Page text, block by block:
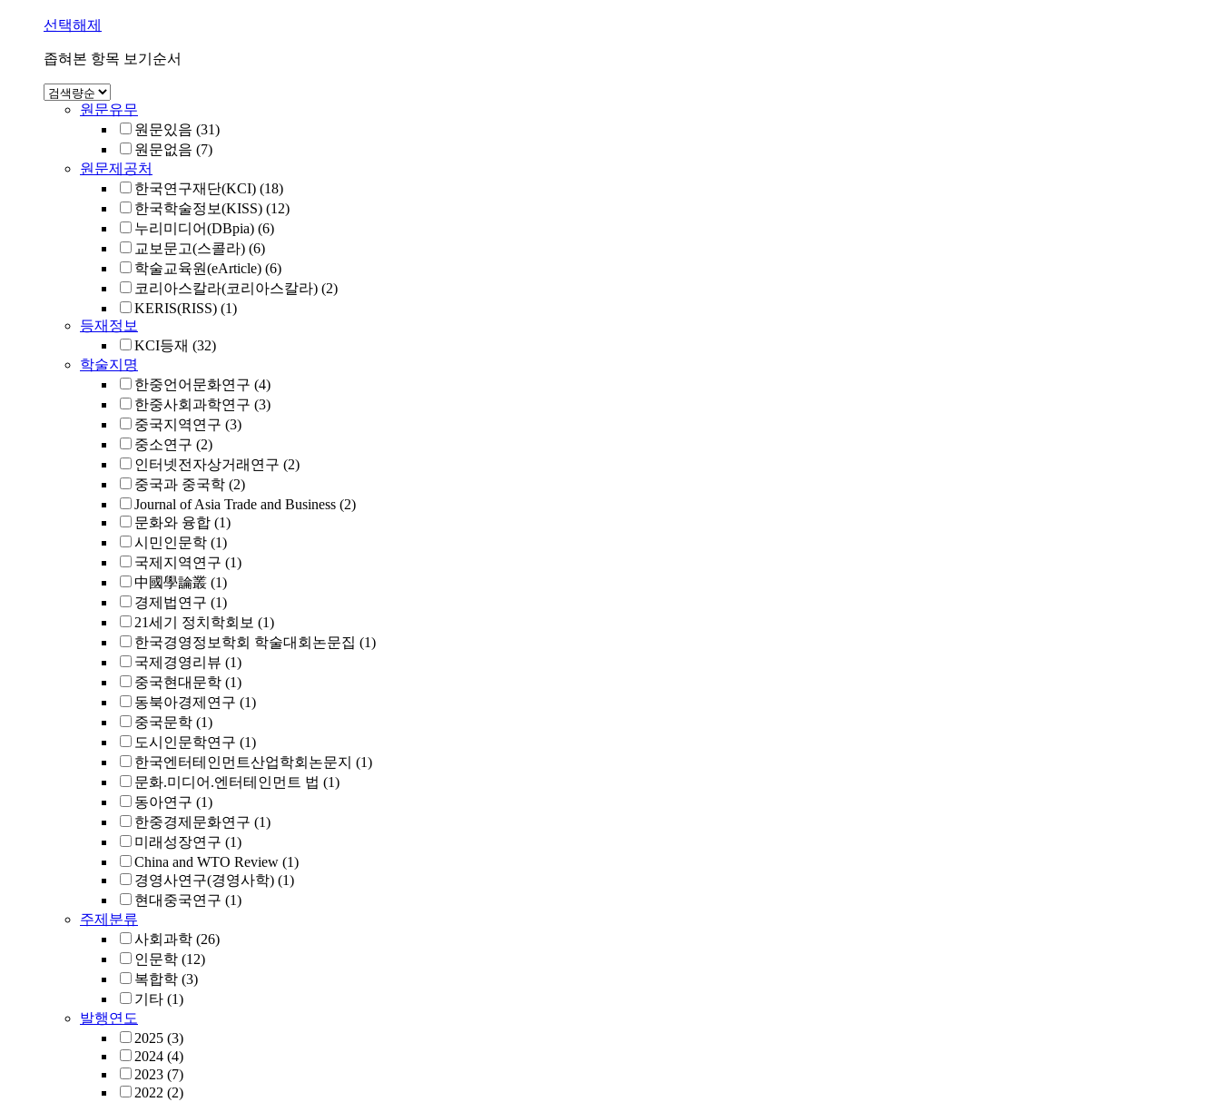
선택해제
좁혀본 항목 보기순서
원문유무
원문있음 (31)
원문없음 (7)
원문제공처
한국연구재단(KCI) (18)
한국학술정보(KISS) (12)
누리미디어(DBpia) (6)
교보문고(스콜라) (6)
학술교육원(eArticle) (6)
코리아스칼라(코리아스칼라) (2)
KERIS(RISS) (1)
등재정보
KCI등재 (32)
학술지명
한중언어문화연구 (4)
한중사회과학연구 (3)
중국지역연구 (3)
중소연구 (2)
인터넷전자상거래연구 (2)
중국과 중국학 (2)
Journal of Asia Trade and Business (2)
문화와 융합 (1)
시민인문학 (1)
국제지역연구 (1)
中國學論叢 (1)
경제법연구 (1)
21세기 정치학회보 (1)
한국경영정보학회 학술대회논문집 (1)
국제경영리뷰 (1)
중국현대문학 (1)
동북아경제연구 (1)
중국문학 (1)
도시인문학연구 (1)
한국엔터테인먼트산업학회논문지 (1)
문화.미디어.엔터테인먼트 법 (1)
동아연구 (1)
한중경제문화연구 (1)
미래성장연구 (1)
China and WTO Review (1)
경영사연구(경영사학) (1)
현대중국연구 (1)
주제분류
사회과학 (26)
인문학 (12)
복합학 (3)
기타 (1)
발행연도
2025 (3)
2024 (4)
2023 (7)
2022 (2)